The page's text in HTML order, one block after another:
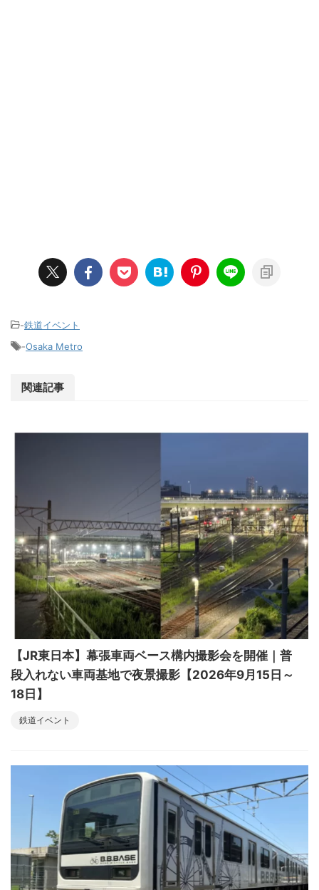
-鉄道イベント
-Osaka Metro
関連記事
【JR東日本】幕張車両ベース構内撮影会を開催｜普
段入れない車両基地で夜景撮影【2026年9月15日～
18日】
鉄道イベント